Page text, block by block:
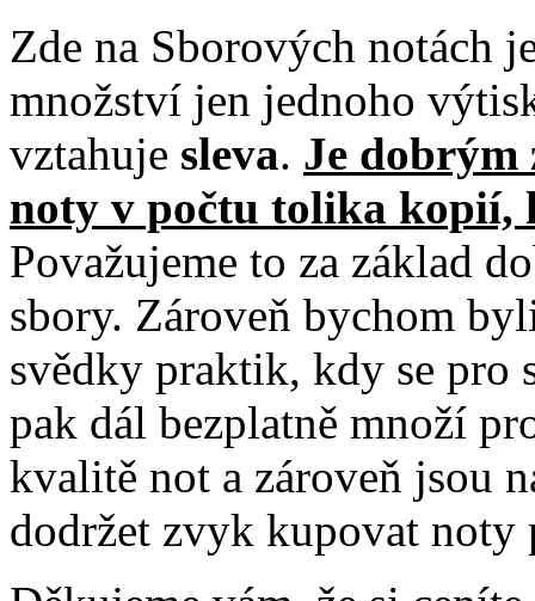
Zde na Sborových notách
množství jen jednoho
vztahuje sleva. Je dobrým
noty v počtu tolika kopií,
Považujeme to za základ
sbory. Zároveň bychom
svědky praktik, kdy se pro
pak dál bezplatně množí
kvalitě not a zároveň jsou
dodržet zvyk kupovat